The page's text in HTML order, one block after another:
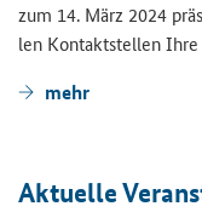
zum 14. März 2024
len Kon­takt­stel­len
mehr
Ak­tu­el­le